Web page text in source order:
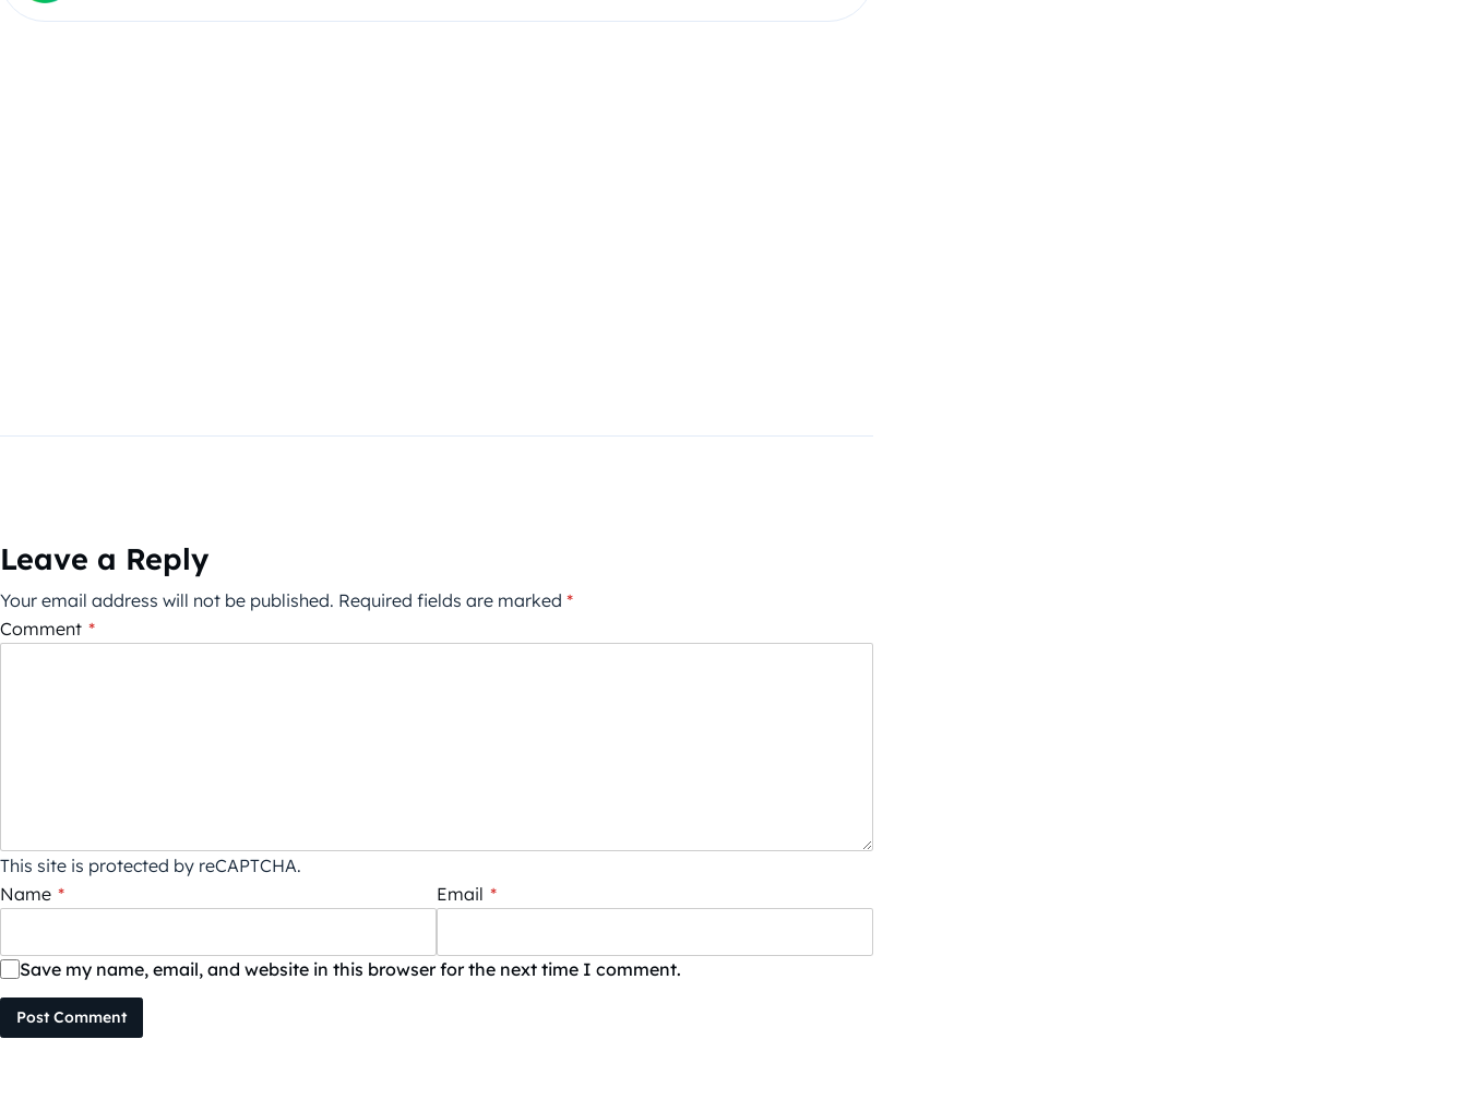
Leave a Reply
Your email address will not be published. Required fields are marked *
Comment *
This site is protected by reCAPTCHA.
Name * Email *
Save my name, email, and website in this browser for the next time I comment.
Post Comment